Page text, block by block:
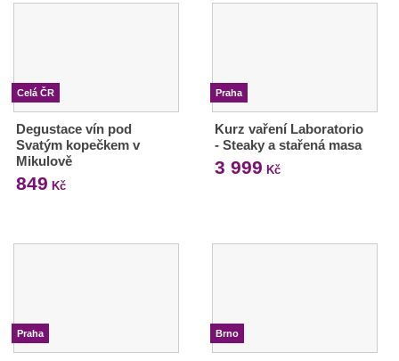
Celá ČR
Degustace vín pod
Svatým kopečkem v
Mikulově
849 Kč
Praha
Kurz vaření Laboratorio
- Steaky a stařená masa
3 999 Kč
Praha Brno